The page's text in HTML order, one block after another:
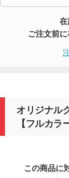
在
ご注文前
オリジナル
【フルカ
この商品に